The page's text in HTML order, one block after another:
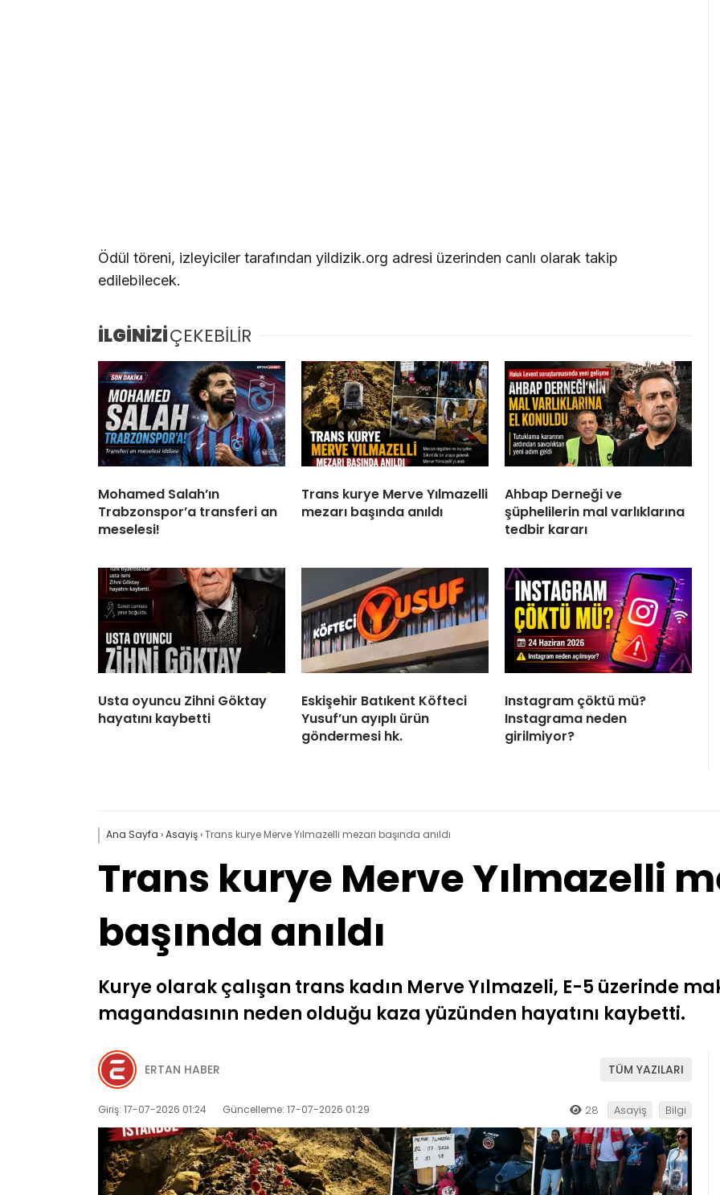
Ödül töreni, izleyiciler tarafından yildizik.org adresi üzerinden canlı olarak takip
edilebilecek.
İLGİNİZİÇEKEBİLİR
Mohamed Salah’ın
Trabzonspor’a transferi an
meselesi!
Trans kurye Merve Yılmazelli
mezarı başında anıldı
Ahbap Derneği ve
şüphelilerin mal varlıklarına
tedbir kararı
Usta oyuncu Zihni Göktay
hayatını kaybetti
Eskişehir Batıkent Köfteci
Yusuf’un ayıplı ürün
göndermesi hk.
Instagram çöktü mü?
Instagrama neden
girilmiyor?
Ana Sayfa ›Asayiş›Trans kurye Merve Yılmazelli mezarı başında anıldı
Trans kurye Merve Yılmazelli
başında anıldı
Kurye olarak çalışan trans kadın Merve Yılmazeli, E-5 üzerinde
magandasının neden olduğu kaza yüzünden hayatını kaybetti.
ERTAN HABER TÜM YAZILARI
Giriş: 17-07-2026 01:24 Güncelleme: 17-07-2026 01:29 28 Asayiş Bilgi